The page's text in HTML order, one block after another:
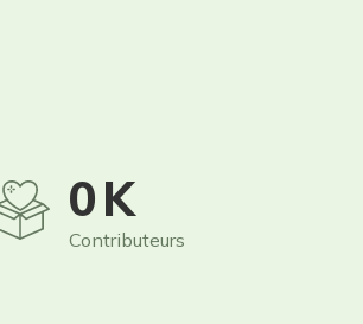
0K
Contributeurs